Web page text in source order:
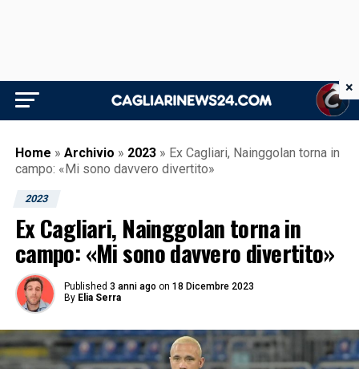
Home » Archivio » 2023 » Ex Cagliari, Nainggolan torna in
campo: «Mi sono davvero divertito»
2023
Ex Cagliari, Nainggolan torna in
campo: «Mi sono davvero divertito»
Published 3 anni ago on 18 Dicembre 2023
By Elia Serra
×